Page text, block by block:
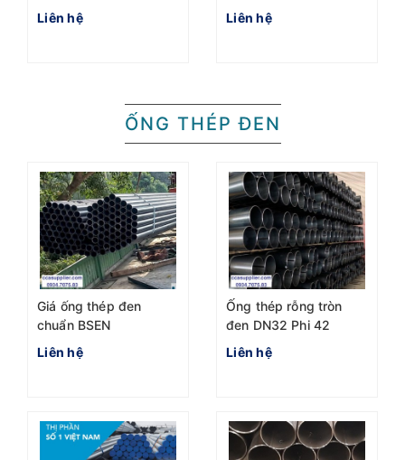
40x80x6m nhà máy
Hòa phát
Liên hệ
Phát
Liên hệ
ỐNG THÉP ĐEN
Giá ống thép đen
chuẩn BSEN
1055:2004 Phi 76 mới
nhất hôm nay
Liên hệ
Ống thép rỗng tròn
đen DN32 Phi 42
Chuẩn BS 1387-1985
Liên hệ